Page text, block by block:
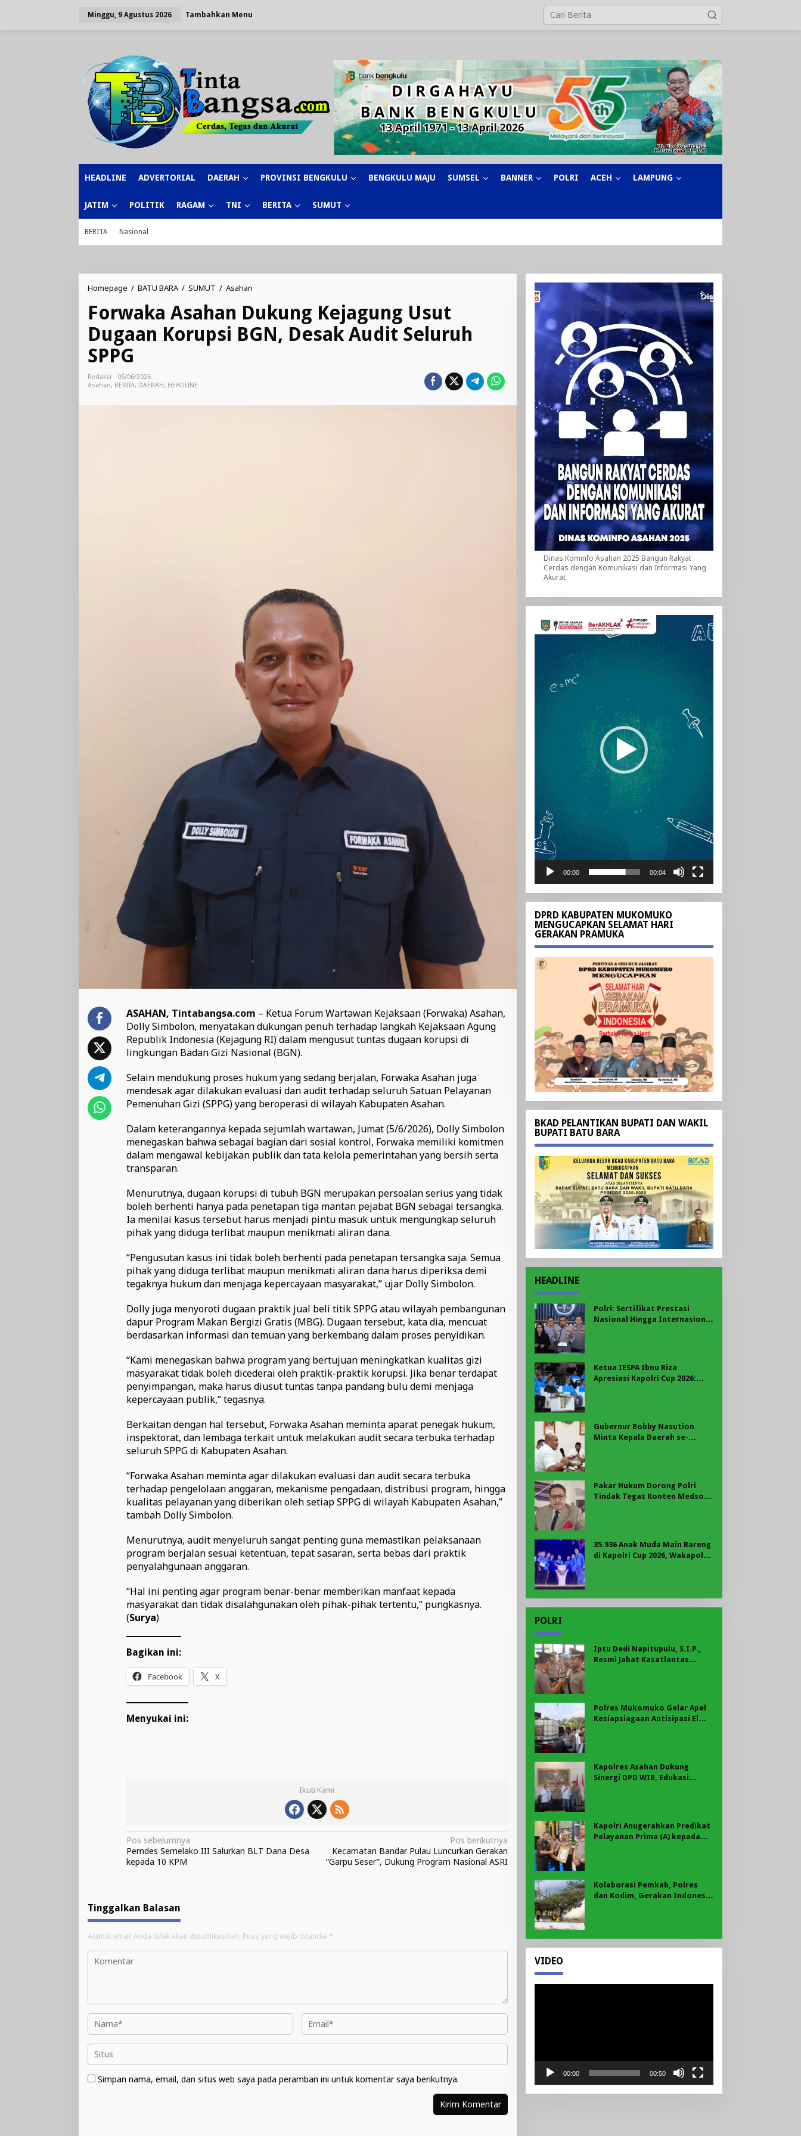
Minggu, 9 Agustus 2026 Tambahkan Menu
HEADLINE ADVERTORIAL DAERAH PROVINSI BENGKULU BENGKULU MAJU SUMSEL BANNER POLRI ACEH LAMPUNG
JATIM POLITIK RAGAM TNI BERITA SUMUT
BERITA Nasional
Homepage / BATU BARA / SUMUT / Asahan
Dukung
Kejagung
Usut
Dugaan
SPPG
Forwaka Asahan Dukung Kejagung Usut
Dugaan Korupsi BGN, Desak Audit Seluruh
SPPG
Redaksi
05/06/2026
Asahan, BERITA, DAERAH, HEADLINE
ASAHAN, Tintabangsa.com – Ketua Forum Wartawan Kejaksaan (Forwaka) Asahan,
Dolly Simbolon, menyatakan dukungan penuh terhadap langkah Kejaksaan Agung
Republik Indonesia (Kejagung RI) dalam mengusut tuntas dugaan korupsi di
lingkungan Badan Gizi Nasional (BGN).
Selain mendukung proses hukum yang sedang berjalan, Forwaka Asahan juga
mendesak agar dilakukan evaluasi dan audit terhadap seluruh Satuan Pelayanan
Pemenuhan Gizi (SPPG) yang beroperasi di wilayah Kabupaten Asahan.
Dalam keterangannya kepada sejumlah wartawan, Jumat (5/6/2026), Dolly Simbolon
menegaskan bahwa sebagai bagian dari sosial kontrol, Forwaka memiliki komitmen
dalam mengawal kebijakan publik dan tata kelola pemerintahan yang bersih serta
transparan.
Menurutnya, dugaan korupsi di tubuh BGN merupakan persoalan serius yang tidak
boleh berhenti hanya pada penetapan tiga mantan pejabat BGN sebagai tersangka.
Ia menilai kasus tersebut harus menjadi pintu masuk untuk mengungkap seluruh
pihak yang diduga terlibat maupun menikmati aliran dana.
“Pengusutan kasus ini tidak boleh berhenti pada penetapan tersangka saja. Semua
pihak yang diduga terlibat maupun menikmati aliran dana harus diperiksa demi
tegaknya hukum dan menjaga kepercayaan masyarakat,” ujar Dolly Simbolon.
Dolly juga menyoroti dugaan praktik jual beli titik SPPG atau wilayah pembangunan
dapur Program Makan Bergizi Gratis (MBG). Dugaan tersebut, kata dia, mencuat
berdasarkan informasi dan temuan yang berkembang dalam proses penyidikan.
“Kami menegaskan bahwa program yang bertujuan meningkatkan kualitas gizi
masyarakat tidak boleh dicederai oleh praktik-praktik korupsi. Jika benar terdapat
penyimpangan, maka harus diusut tuntas tanpa pandang bulu demi menjaga
kepercayaan publik,” tegasnya.
Berkaitan dengan hal tersebut, Forwaka Asahan meminta aparat penegak hukum,
inspektorat, dan lembaga terkait untuk melakukan audit secara terbuka terhadap
seluruh SPPG di Kabupaten Asahan.
“Forwaka Asahan meminta agar dilakukan evaluasi dan audit secara terbuka
terhadap pengelolaan anggaran, mekanisme pengadaan, distribusi program, hingga
kualitas pelayanan yang diberikan oleh setiap SPPG di wilayah Kabupaten Asahan,”
tambah Dolly Simbolon.
Menurutnya, audit menyeluruh sangat penting guna memastikan pelaksanaan
program berjalan sesuai ketentuan, tepat sasaran, serta bebas dari praktik
penyalahgunaan anggaran.
“Hal ini penting agar program benar-benar memberikan manfaat kepada
masyarakat dan tidak disalahgunakan oleh pihak-pihak tertentu,” pungkasnya.
(Surya)
Bagikan ini:
Facebook X
Menyukai ini:
Ikuti Kami
Navigasi
pos
Pos sebelumnya
Pemdes Semelako III Salurkan BLT Dana Desa
kepada 10 KPM
Pos berikutnya
Kecamatan Bandar Pulau Luncurkan Gerakan
“Garpu Seser”, Dukung Program Nasional ASRI
Tinggalkan Balasan
Alamat email Anda tidak akan dipublikasikan. Ruas yang wajib ditandai *
Simpan nama, email, dan situs web saya pada peramban ini untuk komentar saya berikutnya.
Dinas Kominfo Asahan 2025 Bangun Rakyat
Cerdas dengan Komunikasi dan Informasi Yang
Akurat
Pemutar
Video
00:00 00:04
DPRD KABUPATEN MUKOMUKO
MENGUCAPKAN SELAMAT HARI
GERAKAN PRAMUKA
BKAD PELANTIKAN BUPATI DAN WAKIL
BUPATI BATU BARA
HEADLINE
Polri: Sertifikat Prestasi
Nasional Hingga Internasional
Ketua IESPA Ibnu Riza
Apresiasi Kapolri Cup 2026:
Gubernur Bobby Nasution
Minta Kepala Daerah se-
Pakar Hukum Dorong Polri
Tindak Tegas Konten Medsos
35.936 Anak Muda Main Bareng
di Kapolri Cup 2026, Wakapolri:
POLRI
Iptu Dedi Napitupulu, S.I.P.,
Resmi Jabat Kasatlantas
Polres Mukomuko Gelar Apel
Kesiapsiagaan Antisipasi El
Kapolres Asahan Dukung
Sinergi DPD WIB, Edukasi
Kapolri Anugerahkan Predikat
Pelayanan Prima (A) kepada
Kolaborasi Pemkab, Polres
dan Kodim, Gerakan Indonesia
VIDEO
00:00 00:50